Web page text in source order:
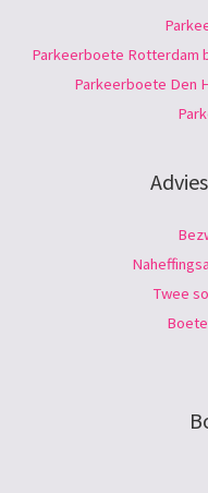
Parkeerboete Rotterdam
Parkeerboete Den
Twee